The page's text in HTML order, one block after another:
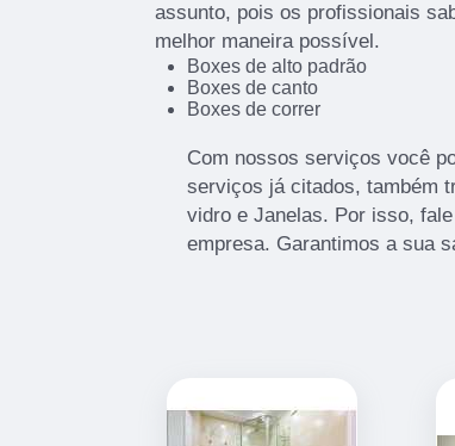
assunto, pois os profissionais
melhor maneira possível.
Boxes de alto padrão
Boxes de canto
Boxes de correr
Com nossos serviços você
serviços já citados, também
vidro e Janelas. Por isso,
empresa. Garantimos a sua